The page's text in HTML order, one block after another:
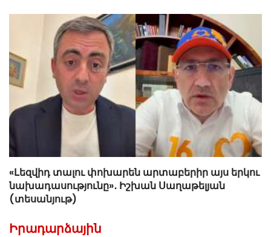
«Լեզվիդ տալու փոխարեն արտաբերիր այս երկու
նախադասությունը»․ Իշխան Սաղաթելյան
(տեսանյութ)
Իրադարձային